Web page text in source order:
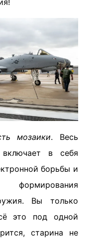
мозаики. Весь
в себя
борьбы и
Вы только
это под одной
старина не